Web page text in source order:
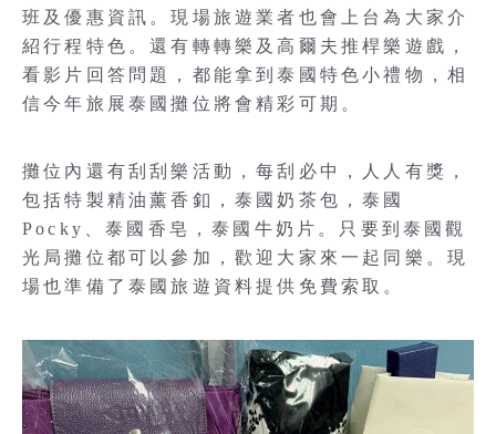
班及優惠資訊。現場旅遊業者也會上台為大家介
紹行程特色。還有轉轉樂及高爾夫推桿樂遊戲，
看影片回答問題，都能拿到泰國特色小禮物，相
信今年旅展泰國攤位將會精彩可期。
攤位內還有刮刮樂活動，每刮必中，人人有獎，
包括特製精油薰香釦，泰國奶茶包，泰國
Pocky、泰國香皂，泰國牛奶片。只要到泰國觀
光局攤位都可以參加，歡迎大家來一起同樂。現
場也準備了泰國旅遊資料提供免費索取。